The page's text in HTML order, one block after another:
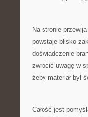
Na stronie
powstaje blisko
doświadczenie
zwrócić uwagę w
żeby materiał był
Całość jest